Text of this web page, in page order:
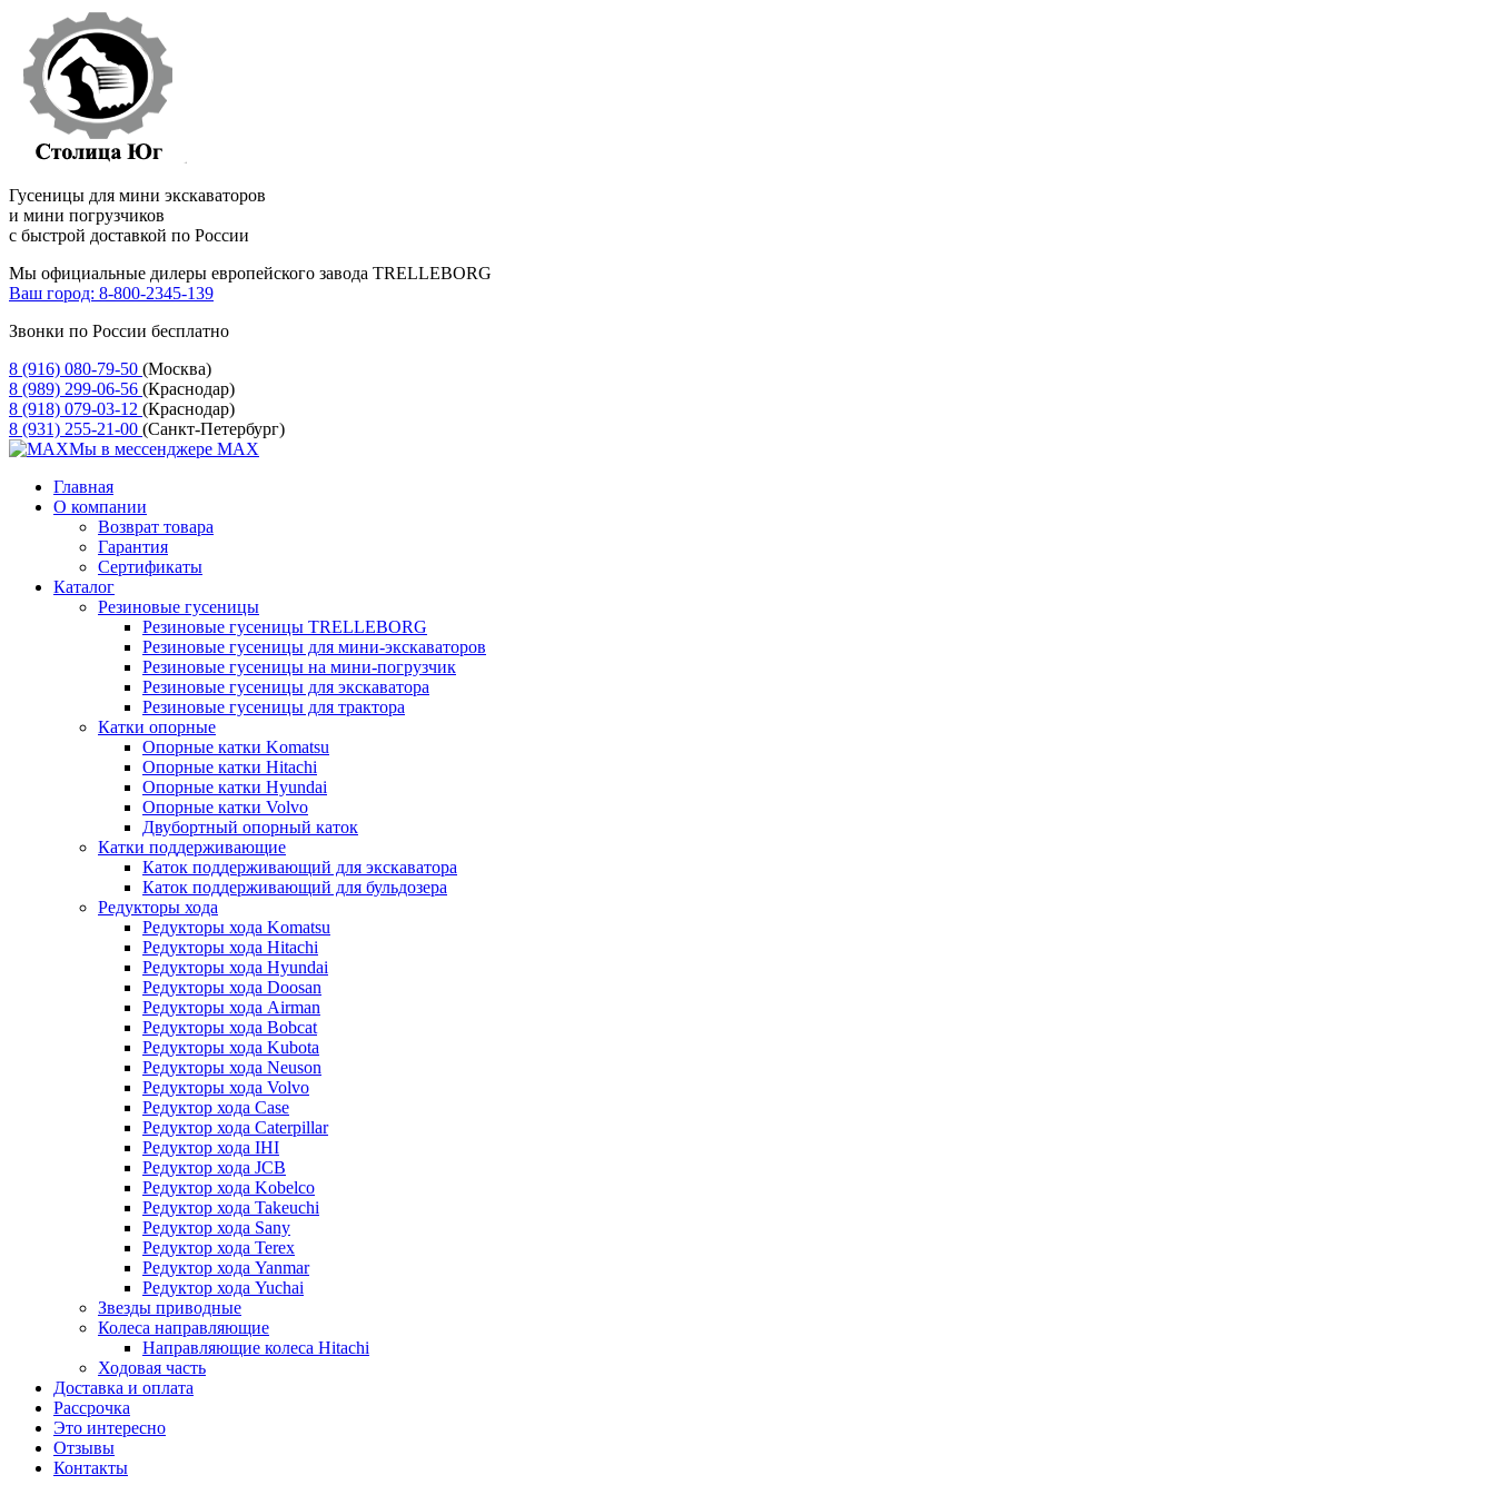
Гусеницы для мини экскаваторов
и мини погрузчиков
с быстрой доставкой по России
Мы официальные дилеры европейского завода TRELLEBORG
Ваш город: 8-800-2345-139
Звонки по России бесплатно
8 (916) 080-79-50 (Москва)
8 (989) 299-06-56 (Краснодар)
8 (918) 079-03-12 (Краснодар)
8 (931) 255-21-00 (Санкт-Петербург)
Мы в мессенджере MAX
Главная
О компании
Возврат товара
Гарантия
Сертификаты
Каталог
Резиновые гусеницы
Резиновые гусеницы TRELLEBORG
Резиновые гусеницы для мини-экскаваторов
Резиновые гусеницы на мини-погрузчик
Резиновые гусеницы для экскаватора
Резиновые гусеницы для трактора
Катки опорные
Опорные катки Komatsu
Опорные катки Hitachi
Опорные катки Hyundai
Опорные катки Volvo
Двубортный опорный каток
Катки поддерживающие
Каток поддерживающий для экскаватора
Каток поддерживающий для бульдозера
Редукторы хода
Редукторы хода Komatsu
Редукторы хода Hitachi
Редукторы хода Hyundai
Редукторы хода Doosan
Редукторы хода Airman
Редукторы хода Bobcat
Редукторы хода Kubota
Редукторы хода Neuson
Редукторы хода Volvo
Редуктор хода Case
Редуктор хода Caterpillar
Редуктор хода IHI
Редуктор хода JCB
Редуктор хода Kobelco
Редуктор хода Takeuchi
Редуктор хода Sany
Редуктор хода Terex
Редуктор хода Yanmar
Редуктор хода Yuchai
Звезды приводные
Колеса направляющие
Направляющие колеса Hitachi
Ходовая часть
Доставка и оплата
Рассрочка
Это интересно
Отзывы
Контакты